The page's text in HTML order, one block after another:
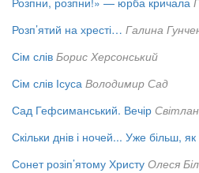
Розп’ятий на хресті… Галина
Сім слів Борис Херсонський
Сім слів Ісуса Володимир Сад
Сад Гефсиманський. Вечір
Скільки днів і ночей... Уже більш,
Сонет розіп’ятому Христу Олеся